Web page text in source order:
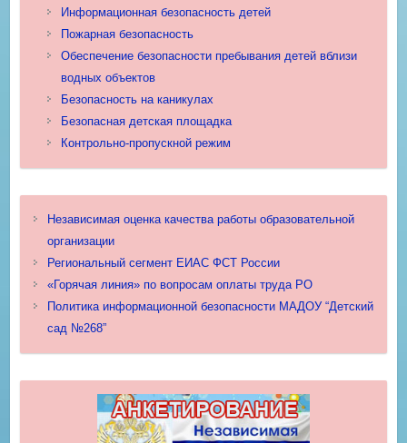
Информационная безопасность детей
Пожарная безопасность
Обеспечение безопасности пребывания детей вблизи
водных объектов
Безопасность на каникулах
Безопасная детская площадка
Контрольно-пропускной режим
Независимая оценка качества работы образовательной
организации
Региональный сегмент ЕИАС ФСТ России
«Горячая линия» по вопросам оплаты труда РО
Политика информационной безопасности МАДОУ “Детский
сад №268”